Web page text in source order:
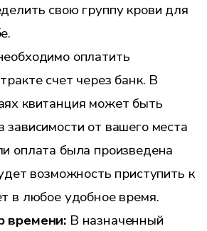
свою группу крови для
оплатить
счет через банк. В
квитанция может быть
зависимости от вашего места
оплата была произведена
возможность приступить к
в любое удобное время.
времени: В назначенный